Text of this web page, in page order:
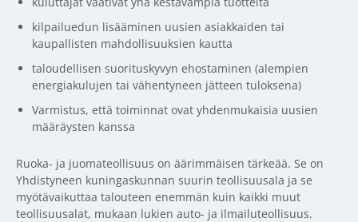
kilpailuedun lisääminen uusien asiakkaiden tai
kaupallisten mahdollisuuksien kautta
taloudellisen suorituskyvyn ehostaminen (alempien
energiakulujen tai vähentyneen jätteen tuloksena)
Varmistus, että toiminnat ovat yhdenmukaisia uusien
määräysten kanssa
Ruoka- ja juomateollisuus on äärimmäisen tärkeää. Se on
Yhdistyneen kuningaskunnan suurin teollisuusala ja se
myötävaikuttaa talouteen enemmän kuin kaikki muut
teollisuusalat, mukaan lukien auto- ja ilmailuteollisuus.